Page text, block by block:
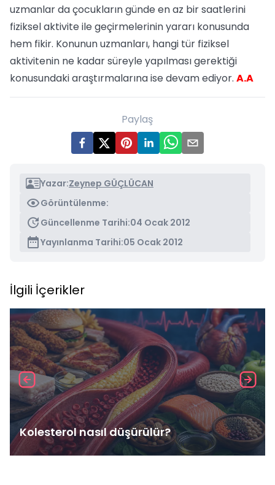
uzmanlar da çocukların günde en az bir saatlerini
fiziksel aktivite ile geçirmelerinin yararı konusunda
hem fikir. Konunun uzmanları, hangi tür fiziksel
aktivitenin ne kadar süreyle yapılması gerektiği
konusundaki araştırmalarına ise devam ediyor. A.A
Paylaş
Yazar:Zeynep GÜÇLÜCAN
Görüntülenme:
Güncellenme Tarihi:04 Ocak 2012
Yayınlanma Tarihi:05 Ocak 2012
İlgili İçerikler
Kolesterol nasıl düşürülür?